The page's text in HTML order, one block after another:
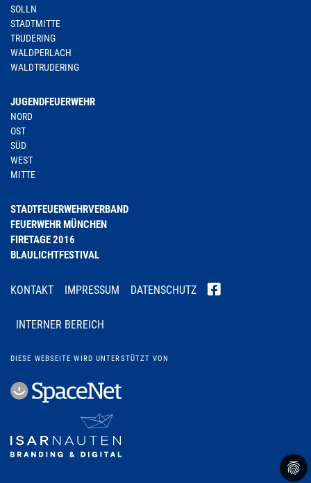
SOLLN
STADTMITTE
TRUDERING
WALDPERLACH
WALDTRUDERING
JUGENDFEUERWEHR
NORD
OST
SÜD
WEST
MITTE
STADTFEUERWEHRVERBAND
FEUERWEHR MÜNCHEN
FIRETAGE 2016
BLAULICHTFESTIVAL
KONTAKT IMPRESSUM DATENSCHUTZ
INTERNER BEREICH
DIESE WEBSEITE WIRD UNTERSTÜTZT VON